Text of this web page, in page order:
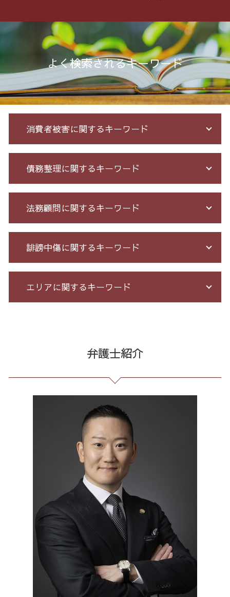
よく検索されるキーワード
消費者被害に関するキーワード
先物 取引 詐欺
未公開株 詐欺
詐欺 悪質
先物取引 詐欺
高齢者 詐欺 被害
出会い系被害 返金
マルチ商法 ネズミ講 違い
振り込め 詐欺
クレジット カード 詐欺
少額 詐欺 泣き寝入り
不正請求 とは
詐欺 サクラ
債務整理に関するキーワード
破産 流れ
破産 保証人
借金 個人再生 条件
小規模 個人再生 デメリット
債務整理 和解 成立
自己破産 免責 不許可
借金 過払い請求 デメリット
個人再生 再生計画
借金 元本
自己破産 期間 免責
債務整理 自己破産 連帯保証人
個人再生 デメリット メリット
過払い 利息
法務顧問に関するキーワード
残業代 未払い
残業 問題
パワハラ 相談 解決
残業 未払い 請求
未払い 賃金
セクハラ 相談 解決
不当解雇 とは
不当解雇 労基
企業法務 とは
長 時間 労働 問題
有給 取得 トラブル
臨床法務 とは
誹謗中傷に関するキーワード
ネット 誹謗中傷
情報開示請求 費用
発信者情報 開示請求
爆サイ 誹謗中傷
誹謗中傷 逮捕
誹謗中傷 どこから
誹謗中傷 相談
エリアに関するキーワード
契約書作成 23区 相談
誹謗中傷 品川区
消費者被害 23区 弁護士
過払い金請求 東京都 弁護士
任意整理 港区 弁護士
企業法務 全国 相談
個人再生 東京都 弁護士
リーガルチェック 東京都 相談
出会い系 詐欺 港区 弁護士
契約書作成 東京都 弁護士
リーガルチェック 港区 弁護士
誹謗中傷 東京都
契約書作成 東京都 相談
振り込め詐欺 港区 相談
企業法務 港区 相談
消費者被害 港区 弁護士
弁護士紹介